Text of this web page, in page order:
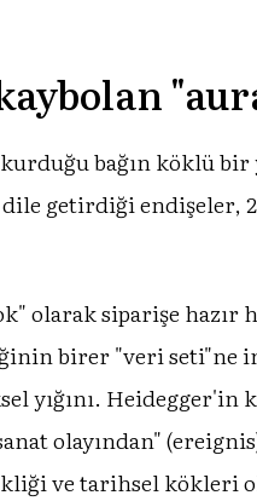
bağın köklü
getirdiği endişeler,
olarak siparişe hazır
birer "veri
Heidegger'in
olayından"
ve tarihsel kökleri